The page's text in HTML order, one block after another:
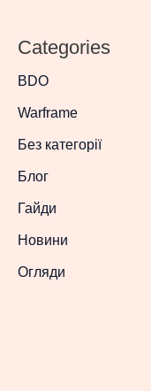
Categories
BDO
Warframe
Без категорії
Блог
Гайди
Новини
Огляди